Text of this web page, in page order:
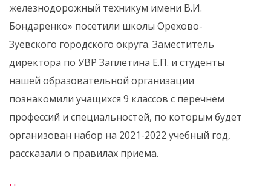
железнодорожный техникум имени В.И.
Бондаренко» посетили школы Орехово-
Зуевского городского округа. Заместитель
директора по УВР Заплетина Е.П. и студенты
нашей образовательной организации
познакомили учащихся 9 классов с перечнем
профессий и специальностей, по которым будет
организован набор на 2021-2022 учебный год,
рассказали о правилах приема.